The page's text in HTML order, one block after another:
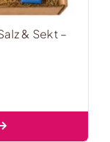
& Sekt –